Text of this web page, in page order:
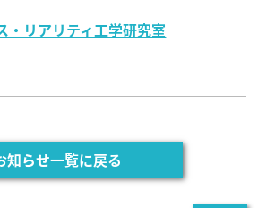
・リアリティ工学研究室
知らせ一覧に戻る